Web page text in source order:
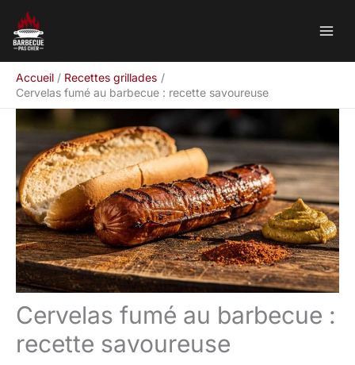
contenu
Accueil
Recettes grillades
Cervelas fumé au barbecue : recette savoureuse
Cervelas fumé au barbecue :
recette savoureuse
Rechercher